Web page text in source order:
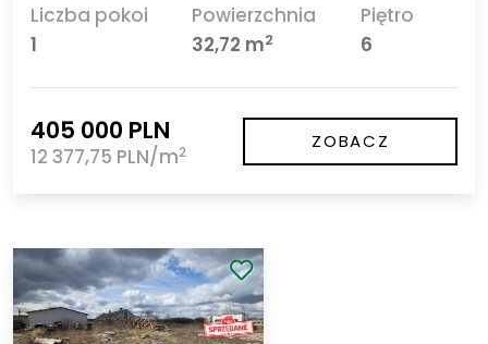
Liczba pokoi
1
Powierzchnia
32,72 m2
Piętro
6
405 000 PLN
12 377,75 PLN/m2 ZOBACZ